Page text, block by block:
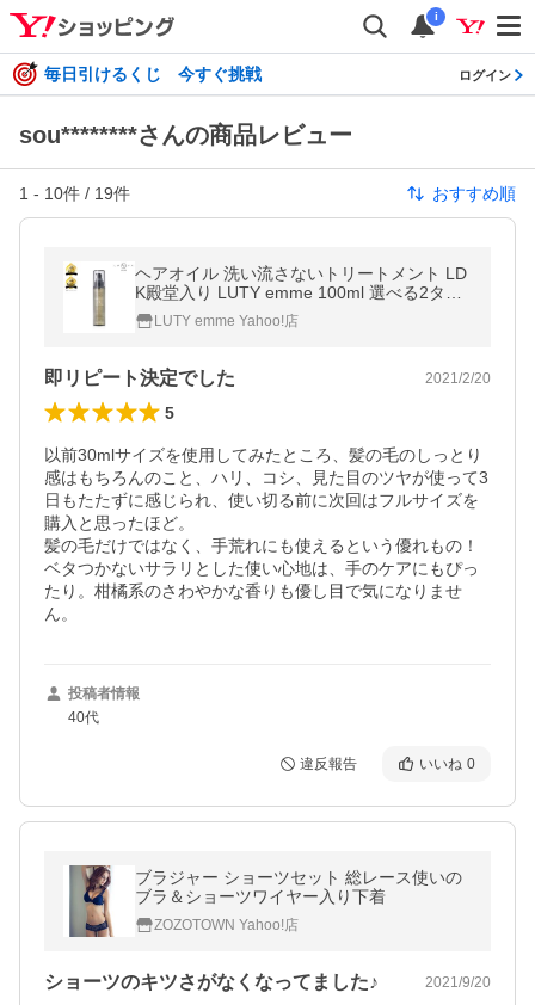
i
毎日引けるくじ 今すぐ挑戦 ログイン
sou********さんの商品レビュー
1 - 10件 / 19件 おすすめ順
ヘアオイル 洗い流さないトリートメント LD
K殿堂入り LUTY emme 100ml 選べる2タイ
プ スムース/モイスト ルーティー エメ くせ
毛 ダメージ補修 サロン専売品
LUTY emme Yahoo!店
即リピート決定でした 2021/2/20
5
以前30mlサイズを使用してみたところ、髪の毛のしっとり
感はもちろんのこと、ハリ、コシ、見た目のツヤが使って3
日もたたずに感じられ、使い切る前に次回はフルサイズを
購入と思ったほど。
髪の毛だけではなく、手荒れにも使えるという優れもの！
ベタつかないサラリとした使い心地は、手のケアにもぴっ
たり。柑橘系のさわやかな香りも優し目で気になりませ
ん。
投稿者情報
40代
違反報告 いいね 0
ブラジャー ショーツセット 総レース使いの
ブラ＆ショーツワイヤー入り下着
ZOZOTOWN Yahoo!店
ショーツのキツさがなくなってました♪ 2021/9/20